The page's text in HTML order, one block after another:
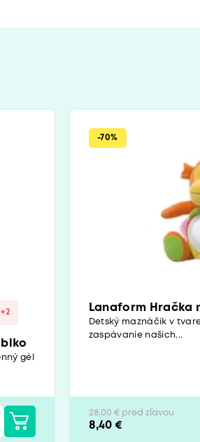
+2
gél
-70%
Lanaform Hračka
Detský maznáčik v
zaspávanie našich...
28,00 € pred zľavou
8,40 €